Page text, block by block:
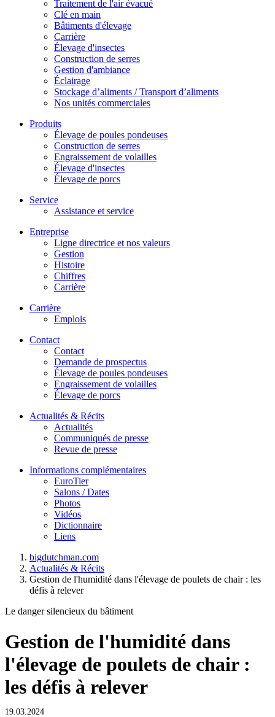
Traitement de l'air évacué
Clé en main
Bâtiments d'élevage
Carrière
Élevage d'insectes
Construction de serres
Gestion d'ambiance
Éclairage
Stockage d’aliments / Transport d’aliments
Nos unités commerciales
Produits
Élevage de poules pondeuses
Construction de serres
Engraissement de volailles
Élevage d'insectes
Élevage de porcs
Service
Assistance et service
Entreprise
Ligne directrice et nos valeurs
Gestion
Histoire
Chiffres
Carrière
Carrière
Emplois
Contact
Contact
Demande de prospectus
Élevage de poules pondeuses
Engraissement de volailles
Élevage de porcs
Actualités & Récits
Actualités
Communiqués de presse
Revue de presse
Informations complémentaires
EuroTier
Salons / Dates
Photos
Vidéos
Dictionnaire
Liens
bigdutchman.com
Actualités & Récits
Gestion de l'humidité dans l'élevage de poulets de chair : les
défis à relever
Le danger silencieux du bâtiment
Gestion de l'humidité dans
l'élevage de poulets de chair :
les défis à relever
19.03.2024